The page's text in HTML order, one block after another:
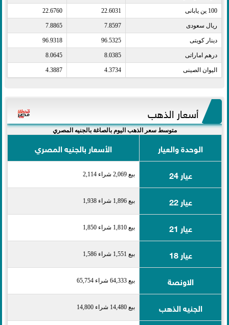
100 ين يابانى​ 22.6031
22.6760
ريال سعودى​ 7.8597
7.8865
دينار كويتى​ 96.5325
96.9318
درهم اماراتى​ 8.0385
8.0645
اليوان الصينى​ 4.3734
4.3887
أسعار الذهب
متوسط سعر الذهب اليوم بالصاغة بالجنيه المصري
الوحدة والعيار
الأسعار بالجنيه المصري
عيار 24
بيع 2,069 شراء 2,114
عيار 22 بيع 1,896 شراء 1,938
عيار 21 بيع 1,810 شراء 1,850
عيار 18 بيع 1,551 شراء 1,586
الاونصة بيع 64,333 شراء 65,754
الجنيه الذهب بيع 14,480 شراء 14,800